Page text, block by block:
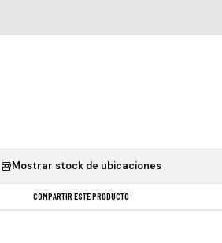
For A Nervous Planet
Mostrar stock de ubicaciones
COMPARTIR ESTE PRODUCTO